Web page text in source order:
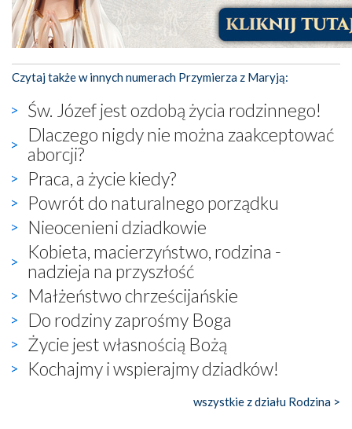
Czytaj także w innych numerach Przymierza z Maryją:
Św. Józef jest ozdobą życia rodzinnego!
Dlaczego nigdy nie można zaakceptować
aborcji?
Praca, a życie kiedy?
Powrót do naturalnego porządku
Nieocenieni dziadkowie
Kobieta, macierzyństwo, rodzina -
nadzieja na przyszłość
Małżeństwo chrześcijańskie
Do rodziny zaprośmy Boga
Życie jest własnością Bożą
Kochajmy i wspierajmy dziadków!
wszystkie z działu Rodzina >